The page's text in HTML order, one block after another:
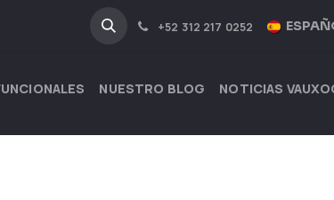
INDUSTRIAS +52 312 217 0252
NUESTRO BLOG
NOTICIAS